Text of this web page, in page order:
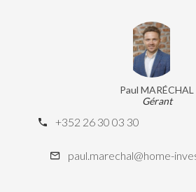
Paul MARÉCHAL
Gérant
+352 26 30 03 30
paul.marechal@home-